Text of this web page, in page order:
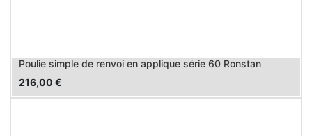
Poulie simple de renvoi en applique série 60 Ronstan
216,00 €